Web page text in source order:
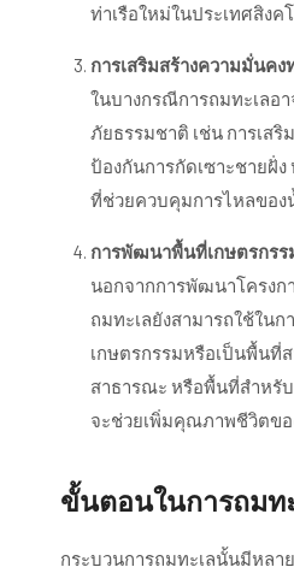
ท่าเรือใหม่ในประเทศสิงค
การเสริมสร้างความมั่นคง
ในบางกรณีการถมทะเลอ
ภัยธรรมชาติ เช่น การเสริ
ป้องกันการกัดเซาะชายฝั่
ที่ช่วยควบคุมการไหลของ
การพัฒนาพื้นที่เกษตรกร
นอกจากการพัฒนาโครงก
ถมทะเลยังสามารถใช้ใน
เกษตรกรรมหรือเป็นพื้นที่
สาธารณะ หรือพื้นที่สำหรับ
จะช่วยเพิ่มคุณภาพชีวิตข
ขั้นตอนในการถมท
กระบวนการถมทะเลนั้นมีหล